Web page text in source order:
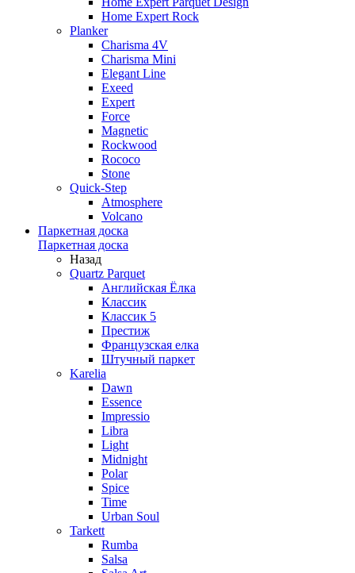
Home Expert Rock
Planker
Charisma 4V
Charisma Mini
Elegant Line
Exeed
Expert
Force
Magnetic
Rockwood
Rococo
Stone
Quick-Step
Atmosphere
Volcano
Паркетная доска
Паркетная доска
Назад
Quartz Parquet
Английская Ёлка
Классик
Классик 5
Престиж
Французская елка
Штучный паркет
Karelia
Dawn
Essence
Impressio
Libra
Light
Midnight
Polar
Spice
Time
Urban Soul
Tarkett
Rumba
Salsa